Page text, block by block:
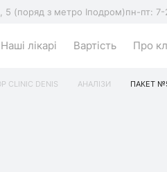
5 (поряд з метро Іподром)пн-пт:
Наші лікарі Вартість Про
CLINIC DENIS АНАЛІЗИ ПАКЕТ